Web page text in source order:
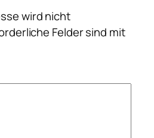
wird nicht
Felder sind mit